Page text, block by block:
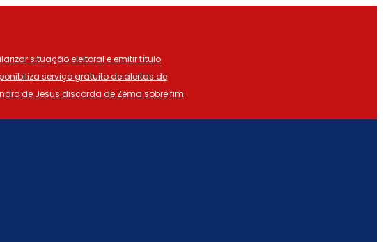
situação eleitoral e emitir título
serviço gratuito de alertas de
de Jesus discorda de Zema sobre fim